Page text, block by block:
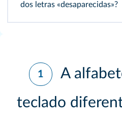
dos letras «desaparecidas»?
1
teclado